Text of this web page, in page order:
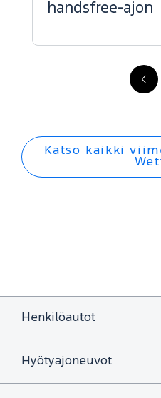
FI
-
handsfree-ajon
Katso kaikki
Henkilöautot
Hyötyajoneuvot